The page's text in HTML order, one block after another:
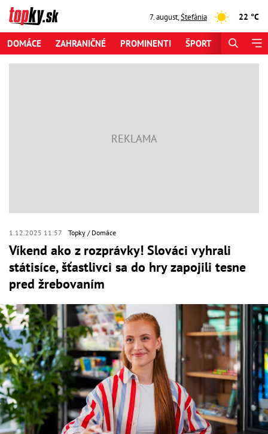
7. august,Štefánia 22 °C
DOMÁCE ZAHRANIČNÉ PROMINENTI ŠPORT
1.12.2025 11:57 Topky Domáce
Víkend ako z rozprávky! Slováci vyhrali
státisíce, šťastlivci sa do hry zapojili tesne
pred žrebovaním